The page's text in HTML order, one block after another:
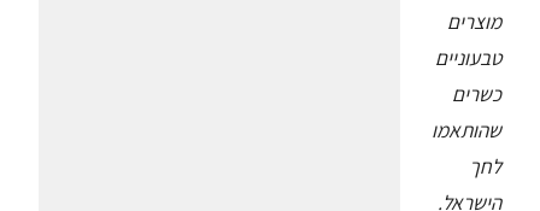
מוצרים
טבעוניים
כשרים
שהותאמו
לחך
הישראל.